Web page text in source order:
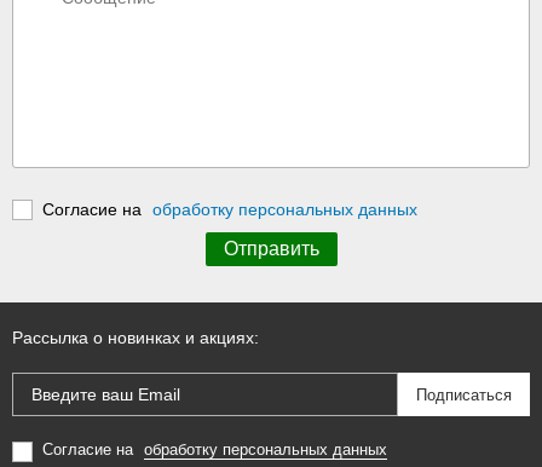
Согласие на обработку персональных данных
Рассылка о новинках и акциях:
Согласие на обработку персональных данных